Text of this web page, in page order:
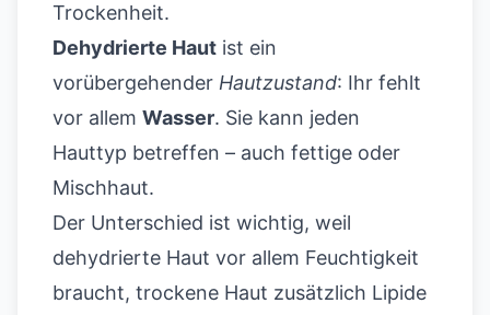
Trockenheit.
Dehydrierte Haut ist ein
vorübergehender Hautzustand: Ihr fehlt
vor allem Wasser. Sie kann jeden
Hauttyp betreffen – auch fettige oder
Mischhaut.
Der Unterschied ist wichtig, weil
dehydrierte Haut vor allem Feuchtigkeit
braucht, trockene Haut zusätzlich Lipide